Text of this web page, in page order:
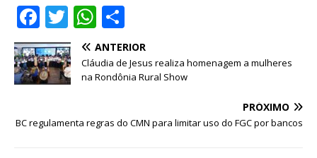
F
a
c
e
o
T
w
it
te
W
h
at
s
p
h
ar
e
ANTERIOR
Cláudia de Jesus realiza homenagem a mulheres
na Rondônia Rural Show
PRÓXIMO
BC regulamenta regras do CMN para limitar uso do FGC por bancos